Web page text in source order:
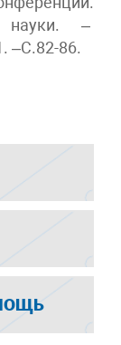
науки. –
–С.82-86.